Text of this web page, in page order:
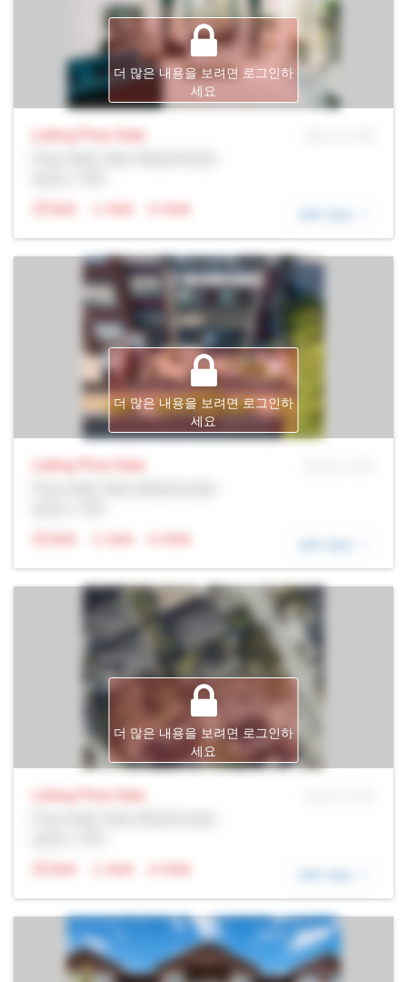
더 많은 내용을 보려면 로그인하
세요
Listing Price Sale
N/A
N/A N/A
더 많은 내용을 보려면 로그인하
세요
Listing Price Sale
N/A
N/A N/A
더 많은 내용을 보려면 로그인하
세요
Listing Price Sale
N/A
N/A N/A